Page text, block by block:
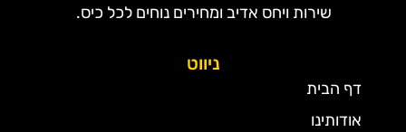
שירות ויחס אדיב ומחירים נוחים לכל כיס.
ניווט
דף הבית
אודותינו